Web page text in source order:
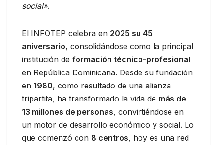
social».
El INFOTEP celebra en 2025 su 45
aniversario, consolidándose como la principal
institución de formación técnico-profesional
en República Dominicana. Desde su fundación
en 1980, como resultado de una alianza
tripartita, ha transformado la vida de más de
13 millones de personas, convirtiéndose en
un motor de desarrollo económico y social. Lo
que comenzó con 8 centros, hoy es una red